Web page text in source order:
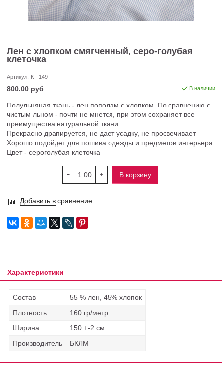
Лен с хлопком смягченный, серо-голубая
клеточка
Артикул: К - 149
800.00 руб В наличии
Полульняная ткань - лен пополам с хлопком. По сравнению с
чистым льном - почти не мнется, при этом сохраняет все
преимущества натуральной ткани.
Прекрасно драпируется, не дает усадку, не просвечивает
Хорошо подойдет для пошива одежды и предметов интерьера.
Цвет - сероголубая клеточка
В корзину
Добавить в сравнение
Характеристики
Состав
55 % лен, 45% хлопок
Плотность
160 гр/метр
Ширина
150 +-2 см
Производитель
БКЛМ